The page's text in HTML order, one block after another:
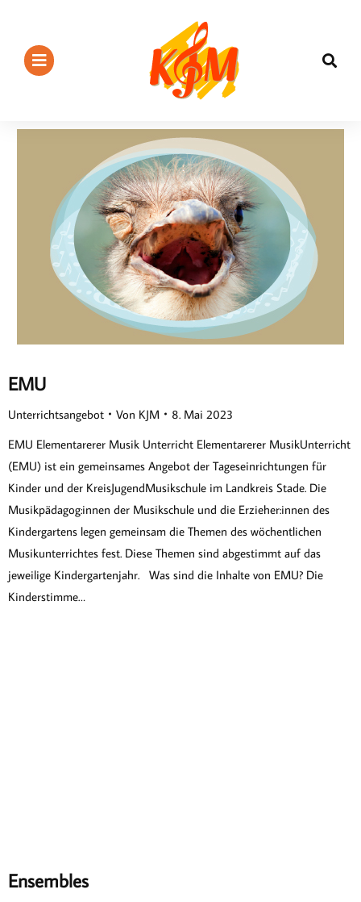
EMU
Unterrichtsangebot Von KJM
8. Mai 2023
EMU Elementarerer Musik Unterricht Elementarerer MusikUnterricht
(EMU) ist ein gemeinsames Angebot der Tageseinrichtungen für
Kinder und der KreisJugendMusikschule im Landkreis Stade. Die
Musikpädagog:innen der Musikschule und die Erzieher:innen des
Kindergartens legen gemeinsam die Themen des wöchentlichen
Musikunterrichtes fest. Diese Themen sind abgestimmt auf das
jeweilige Kindergartenjahr. Was sind die Inhalte von EMU? Die
Kinderstimme…
Ensembles